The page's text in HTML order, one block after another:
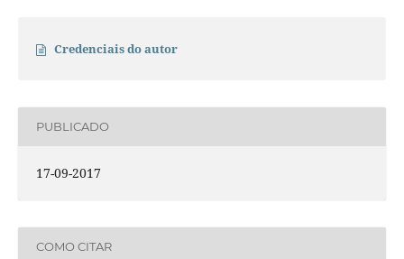
Credenciais do autor
PUBLICADO
17-09-2017
COMO CITAR